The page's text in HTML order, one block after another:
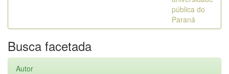
pública do
Paraná
Busca facetada
Autor